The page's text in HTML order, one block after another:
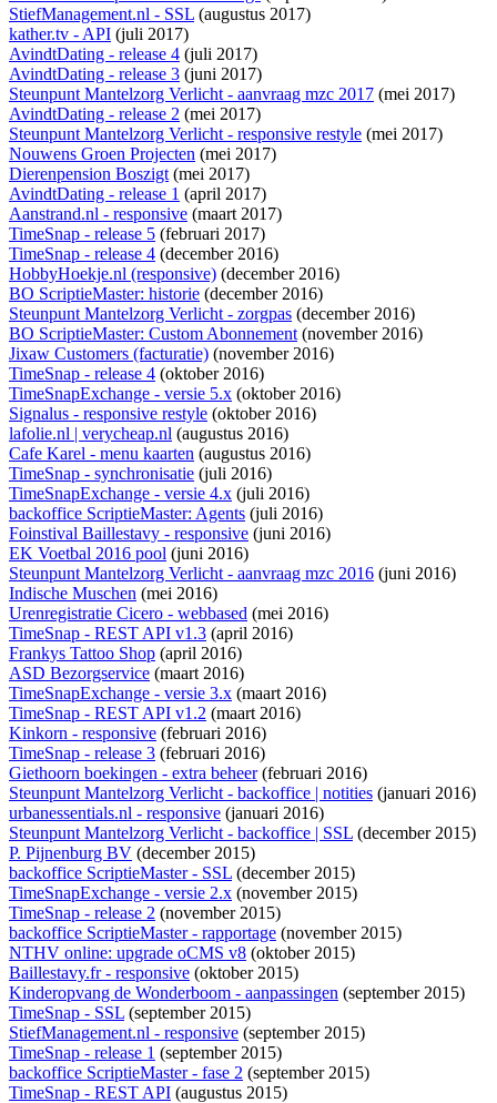
StiefManagement.nl - SSL (augustus 2017)
kather.tv - API (juli 2017)
AvindtDating - release 4 (juli 2017)
AvindtDating - release 3 (juni 2017)
Steunpunt Mantelzorg Verlicht - aanvraag mzc 2017 (mei 2017)
AvindtDating - release 2 (mei 2017)
Steunpunt Mantelzorg Verlicht - responsive restyle (mei 2017)
Nouwens Groen Projecten (mei 2017)
Dierenpension Boszigt(mei 2017)
AvindtDating - release 1 (april 2017)
Aanstrand.nl - responsive (maart 2017)
TimeSnap - release 5 (februari 2017)
TimeSnap - release 4 (december 2016)
HobbyHoekje.nl (responsive) (december 2016)
BO ScriptieMaster: historie (december 2016)
Steunpunt Mantelzorg Verlicht - zorgpas (december 2016)
BO ScriptieMaster: Custom Abonnement(november 2016)
Jixaw Customers (facturatie) (november 2016)
TimeSnap - release 4 (oktober 2016)
TimeSnapExchange - versie 5.x (oktober 2016)
Signalus - responsive restyle (oktober 2016)
lafolie.nl | verycheap.nl (augustus 2016)
Cafe Karel - menu kaarten (augustus 2016)
TimeSnap - synchronisatie (juli 2016)
TimeSnapExchange - versie 4.x (juli 2016)
backoffice ScriptieMaster: Agents (juli 2016)
Foinstival Baillestavy - responsive (juni 2016)
EK Voetbal 2016 pool (juni 2016)
Steunpunt Mantelzorg Verlicht - aanvraag mzc 2016 (juni 2016)
Indische Muschen (mei 2016)
Urenregistratie Cicero - webbased (mei 2016)
TimeSnap - REST API v1.3 (april 2016)
Frankys Tattoo Shop (april 2016)
ASD Bezorgservice (maart 2016)
TimeSnapExchange - versie 3.x (maart 2016)
TimeSnap - REST API v1.2 (maart 2016)
Kinkorn - responsive (februari 2016)
TimeSnap - release 3 (februari 2016)
Giethoorn boekingen - extra beheer(februari 2016)
Steunpunt Mantelzorg Verlicht - backoffice | notities (januari 2016)
urbanessentials.nl - responsive (januari 2016)
Steunpunt Mantelzorg Verlicht - backoffice | SSL (december 2015)
P. Pijnenburg BV (december 2015)
backoffice ScriptieMaster - SSL (december 2015)
TimeSnapExchange - versie 2.x (november 2015)
TimeSnap - release 2 (november 2015)
backoffice ScriptieMaster - rapportage (november 2015)
NTHV online: upgrade oCMS v8 (oktober 2015)
Baillestavy.fr - responsive (oktober 2015)
Kinderopvang de Wonderboom - aanpassingen (september 2015)
TimeSnap - SSL (september 2015)
StiefManagement.nl - responsive (september 2015)
TimeSnap - release 1 (september 2015)
backoffice ScriptieMaster - fase 2 (september 2015)
TimeSnap - REST API (augustus 2015)